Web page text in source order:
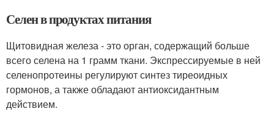
Селен в продуктах питания
Щитовидная железа - это орган, содержащий больше
всего селена на 1 грамм ткани. Экспрессируемые в ней
селенопротеины регулируют синтез тиреоидных
гормонов, а также обладают антиоксидантным
действием.